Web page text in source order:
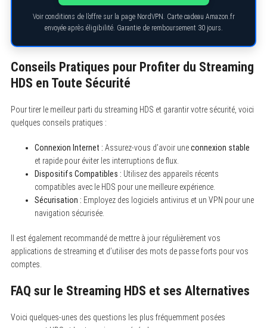
Voir conditions de l’offre sur la page NordVPN. Carte cadeau Amazon.fr
envoyée après éligibilité. Garantie de remboursement 30 jours.
Conseils Pratiques pour Profiter du Streaming
HDS en Toute Sécurité
Pour tirer le meilleur parti du streaming HDS et garantir votre sécurité, voici
quelques conseils pratiques :
Connexion Internet : Assurez-vous d’avoir uneconnexion stable
et rapide pour éviter les interruptions de flux.
Dispositifs Compatibles : Utilisez des appareils récents
compatibles avec le HDS pour une meilleure expérience.
Sécurisation : Employez des logiciels antivirus et un VPN pour une
navigation sécurisée.
Il est également recommandé de mettre à jour régulièrement vos
applications de streaming et d’utiliser des mots de passe forts pour vos
comptes.
FAQ sur le Streaming HDS et ses Alternatives
Voici quelques-unes des questions les plus fréquemment posées
e
f
o